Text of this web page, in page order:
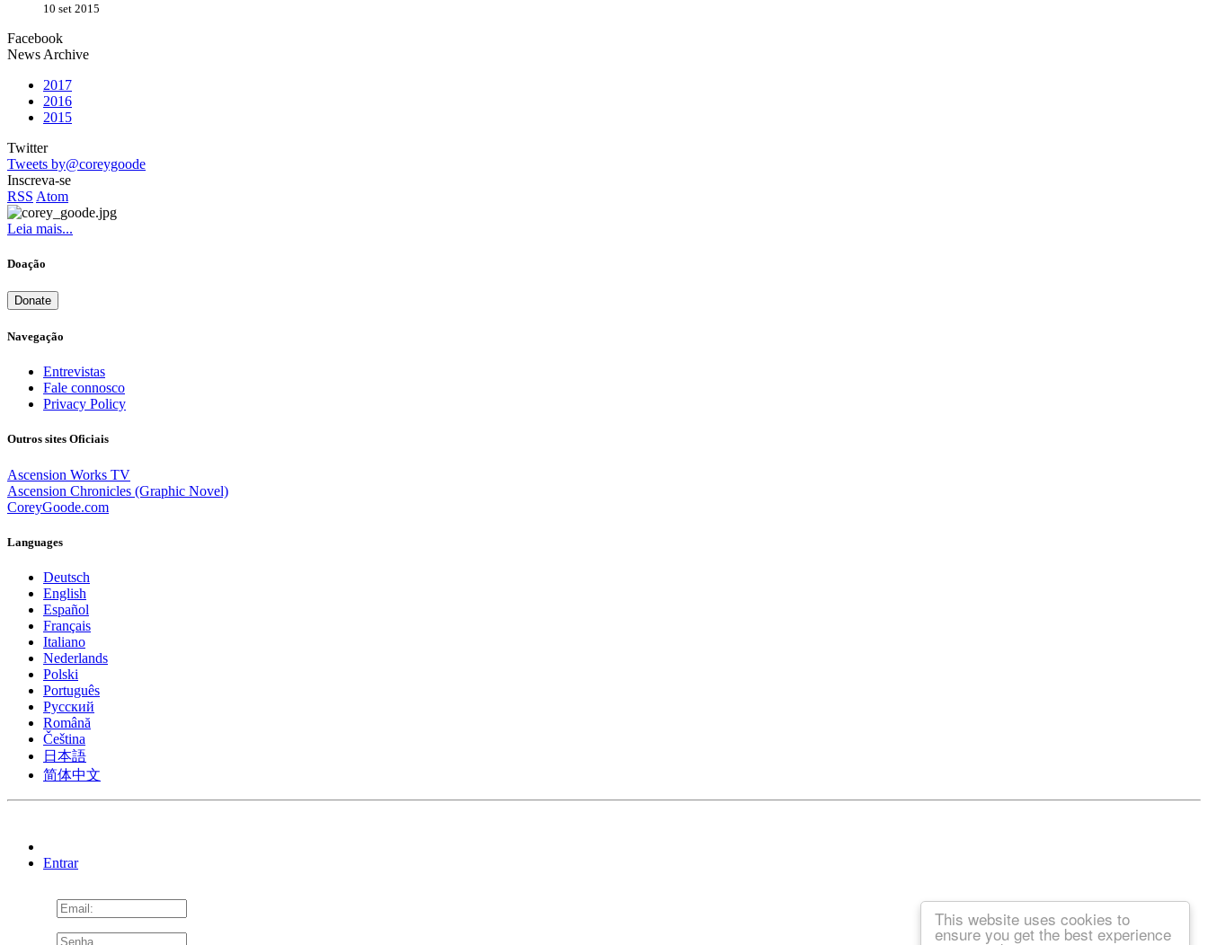
This website uses cookies to
ensure you get the best experience
10 set 2015
Facebook
News Archive
2017
2016
2015
Twitter
Tweets by@coreygoode
Inscreva-se
RSS Atom
Leia mais...
Doação
Donate
Navegação
Entrevistas
Fale connosco
Privacy Policy
Outros sites Oficiais
Ascension Works TV
Ascension Chronicles (Graphic Novel)
CoreyGoode.com
Languages
Deutsch
English
Español
Français
Italiano
Nederlands
Polski
Português
Pусский
Română
Čeština
日本語
简体中文
Entrar